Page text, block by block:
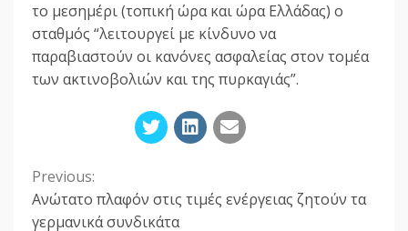
το μεσημέρι (τοπική ώρα και ώρα Ελλάδας) ο
σταθμός “λειτουργεί με κίνδυνο να
παραβιαστούν οι κανόνες ασφαλείας στον τομέα
των ακτινοβολιών και της πυρκαγιάς”.
Continue
Previous:
Ανώτατο πλαφόν στις τιμές ενέργειας ζητούν τα
γερμανικά συνδικάτα